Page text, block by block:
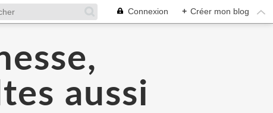
Connexion + Créer mon blog
aussi